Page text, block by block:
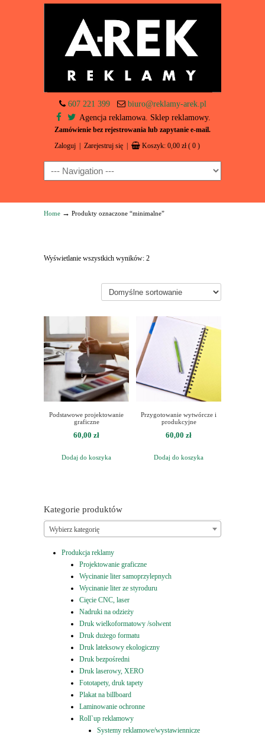
607 221 399
biuro@reklamy-arek.pl
Agencja reklamowa. Sklep reklamowy.
Zamówienie bez rejestrowania lub zapytanie e-mail.
Zaloguj Zarejestruj się Koszyk: 0,00 zł ( 0 )
Navigation
Home → Produkty oznaczone “minimalne”
Wyświetlanie wszystkich wyników: 2
Podstawowe projektowanie
graficzne
60,00 zł
Dodaj do koszyka
Przygotowanie wytwórcze i
produkcyjne
60,00 zł
Dodaj do koszyka
Kategorie produktów
Wybierz kategorię
Produkcja reklamy
Projektowanie graficzne
Wycinanie liter samoprzylepnych
Wycinanie liter ze styroduru
Cięcie CNC, laser
Nadruki na odzieży
Druk wielkoformatowy /solwent
Druk dużego formatu
Druk lateksowy ekologiczny
Druk bezpośredni
Druk laserowy, XERO
Fototapety, druk tapety
Plakat na billboard
Laminowanie ochronne
Roll`up reklamowy
Systemy reklamowe/wystawiennicze